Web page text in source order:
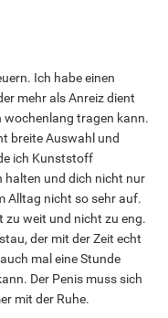
Ich habe einen
mehr als Anreiz dient
wochenlang tragen kann.
breite Auswahl und
ich Kunststoff
halten und dich nicht nur
Alltag nicht so sehr auf.
zu weit und nicht zu eng.
der mit der Zeit echt
mal eine Stunde
Der Penis muss sich
mit der Ruhe.